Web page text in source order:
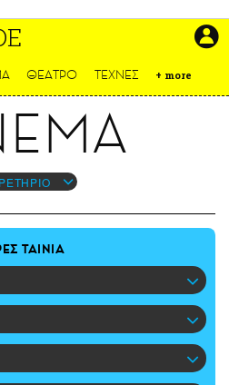
περιεχόμενο
ΘΕΑΤΡΟ ΤΕΧΝΕΣ + more
ΤΑΙΝΙΑ